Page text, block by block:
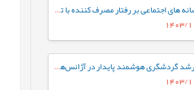
تاثیر بازاریابی رسانه های اجتماعی بر رفتار مصرف کننده با توجه به نقش میانجی ارزش برند
ارائه مدلی جهت رشد گردشگری هوشمند پایدار در آژانس‌های مسافرتی شهر تهران